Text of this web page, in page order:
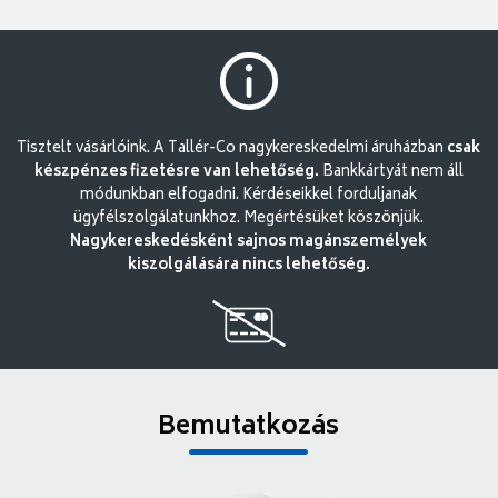
Tisztelt vásárlóink. A Tallér-Co nagykereskedelmi áruházban csak
készpénzes fizetésre van lehetőség. Bankkártyát nem áll
módunkban elfogadni. Kérdéseikkel forduljanak
ügyfélszolgálatunkhoz. Megértésüket köszönjük.
Nagykereskedésként sajnos magánszemélyek
kiszolgálására nincs lehetőség.
Bemutatkozás